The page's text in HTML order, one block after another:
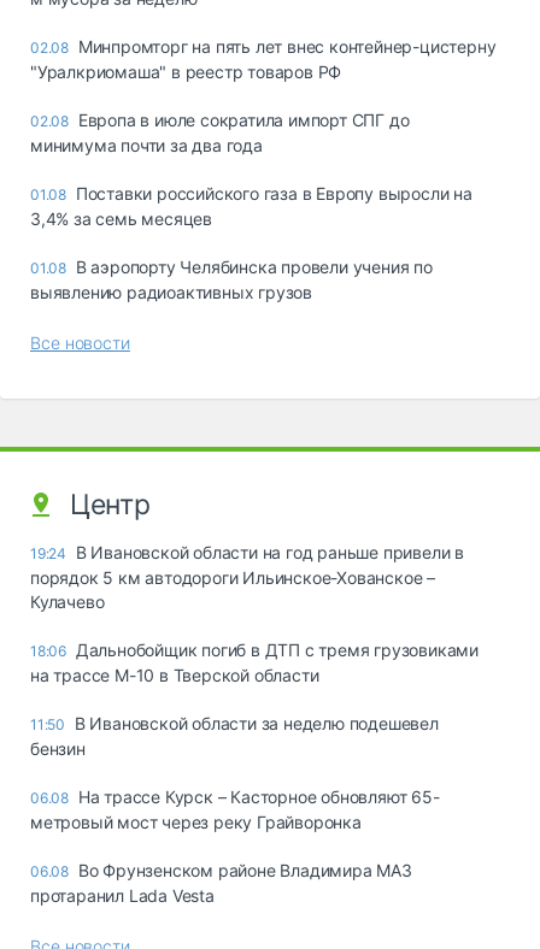
02.08 Минпромторг на пять лет внес контейнер-цистерну
"Уралкриомаша" в реестр товаров РФ
02.08 Европа в июле сократила импорт СПГ до
минимума почти за два года
01.08 Поставки российского газа в Европу выросли на
3,4% за семь месяцев
01.08 В аэропорту Челябинска провели учения по
выявлению радиоактивных грузов
Все новости
Центр
19:24
В Ивановской области на год раньше привели в
порядок 5 км автодороги Ильинское-Хованское –
Кулачево
18:06 Дальнобойщик погиб в ДТП с тремя грузовиками
на трассе М-10 в Тверской области
11:50
В Ивановской области за неделю подешевел
бензин
06.08 На трассе Курск – Касторное обновляют 65-
метровый мост через реку Грайворонка
06.08 Во Фрунзенском районе Владимира МАЗ
протаранил Lada Vesta